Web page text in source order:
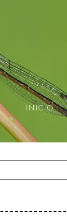
INICIO